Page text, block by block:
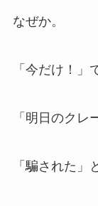
なぜか。
「今だけ！」
「明日のクレ
「騙された」